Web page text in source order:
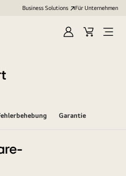
Business Solutions Für Unternehmen
Anmelden
Cart
Open
Garantie